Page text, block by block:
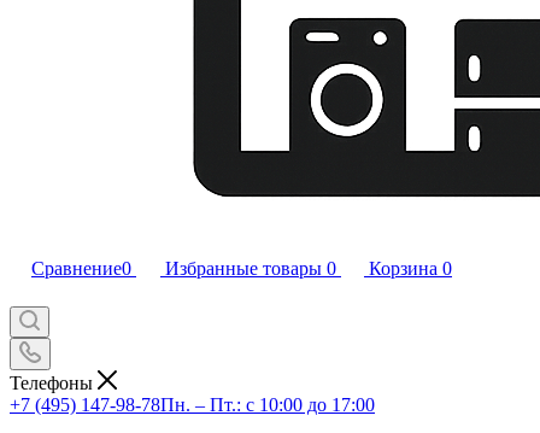
Сравнение0 Избранные товары 0 Корзина 0
Телефоны
+7 (495) 147-98-78Пн. – Пт.: с 10:00 до 17:00